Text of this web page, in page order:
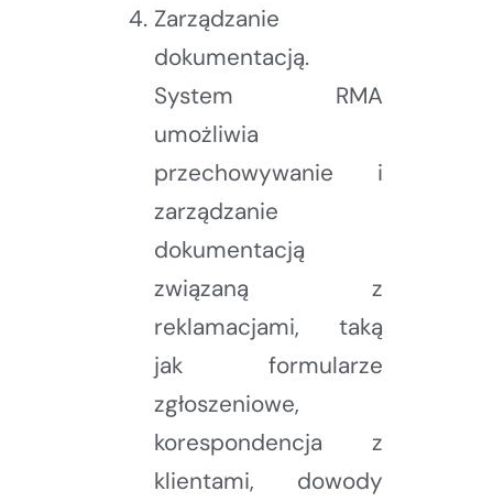
Zarządzanie
dokumentacją.
System RMA
umożliwia
przechowywanie i
zarządzanie
dokumentacją
związaną z
reklamacjami, taką
jak formularze
zgłoszeniowe,
korespondencja z
klientami, dowody